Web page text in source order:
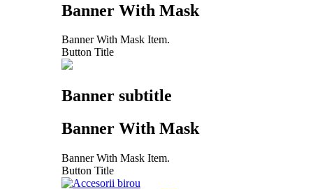
Banner With Mask
Banner With Mask Item.
Button Title
Banner subtitle
Banner With Mask
Banner With Mask Item.
Button Title